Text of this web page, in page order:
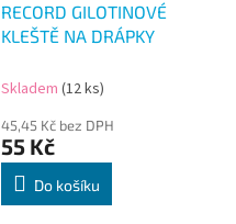
RECORD GILOTINOVÉ
KLEŠTĚ NA DRÁPKY
Skladem (12 ks)
45,45 Kč bez DPH
55 Kč
Do košíku